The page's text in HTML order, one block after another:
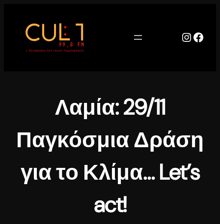
περιεχόμενο
Λαμία: 29/11
Παγκόσμια Δράση
για το Κλίμα… Let’s
act!